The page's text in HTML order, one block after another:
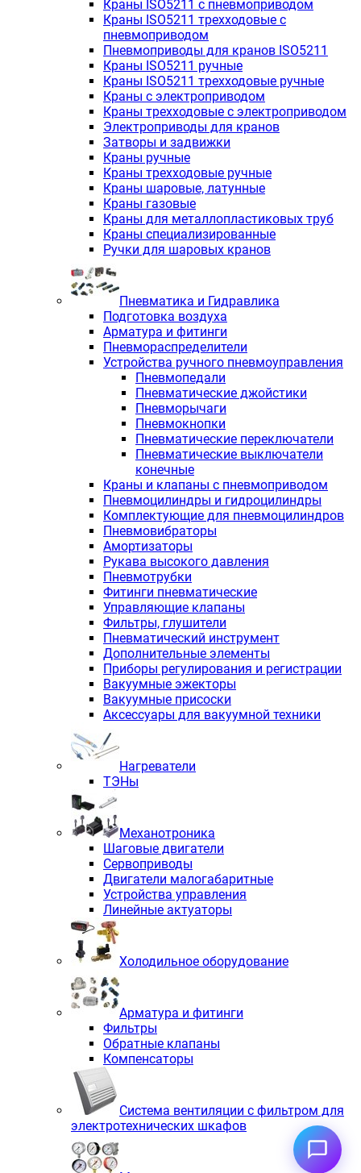
Краны ISO5211 с пневмоприводом
Краны ISO5211 трехходовые с
пневмоприводом
Пневмоприводы для кранов ISO5211
Краны ISO5211 ручные
Краны ISO5211 трехходовые ручные
Краны с электроприводом
Краны трехходовые с электроприводом
Электроприводы для кранов
Затворы и задвижки
Краны ручные
Краны трехходовые ручные
Краны шаровые, латунные
Краны газовые
Краны для металлопластиковых труб
Краны специализированные
Ручки для шаровых кранов
Пневматика и Гидравлика
Подготовка воздуха
Арматура и фитинги
Пневмораспределители
Устройства ручного пневмоуправления
Пневмопедали
Пневматические джойстики
Пневморычаги
Пневмокнопки
Пневматические переключатели
Пневматические выключатели
конечные
Краны и клапаны с пневмоприводом
Пневмоцилиндры и гидроцилиндры
Комплектующие для пневмоцилиндров
Пневмовибраторы
Амортизаторы
Рукава высокого давления
Пневмотрубки
Фитинги пневматические
Управляющие клапаны
Фильтры, глушители
Пневматический инструмент
Дополнительные элементы
Приборы регулирования и регистрации
Вакуумные эжекторы
Вакуумные присоски
Аксессуары для вакуумной техники
Нагреватели
ТЭНы
Механотроника
Шаговые двигатели
Сервоприводы
Двигатели малогабаритные
Устройства управления
Линейные актуаторы
Холодильное оборудование
Арматура и фитинги
Фильтры
Обратные клапаны
Компенсаторы
Система вентиляции с фильтром для
электротехнических шкафов